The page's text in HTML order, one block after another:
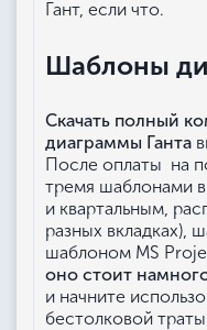
Гант, если что.
Шаблоны
Cкачать полный
диаграммы Ганта
После оплаты на
тремя шаблонами
и квартальным,
разных
шаблоном MS
оно стоит
и начните
бестолковой